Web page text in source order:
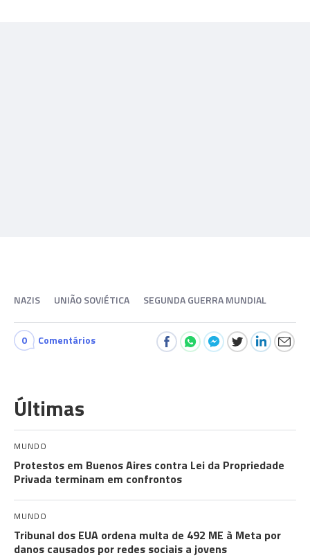
NAZIS UNIÃO SOVIÉTICA SEGUNDA GUERRA MUNDIAL
0 Comentários
Últimas
MUNDO
Protestos em Buenos Aires contra Lei da Propriedade
Privada terminam em confrontos
MUNDO
Tribunal dos EUA ordena multa de 492 ME à Meta por
danos causados por redes sociais a jovens